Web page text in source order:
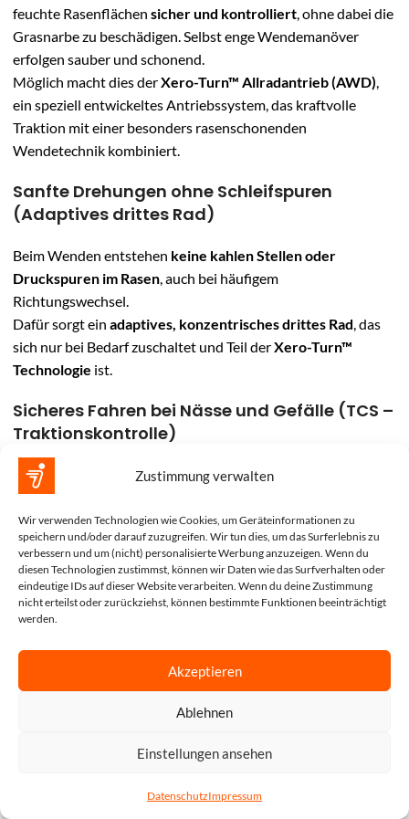
Zustimmung verwalten
Wir verwenden Technologien wie Cookies, um Geräteinformationen zu
speichern und/oder darauf zuzugreifen. Wir tun dies, um das Surferlebnis zu
verbessern und um (nicht) personalisierte Werbung anzuzeigen. Wenn du
diesen Technologien zustimmst, können wir Daten wie das Surfverhalten oder
eindeutige IDs auf dieser Website verarbeiten. Wenn du deine Zustimmung
nicht erteilst oder zurückziehst, können bestimmte Funktionen beeinträchtigt
werden.
Akzeptieren
Ablehnen
Einstellungen ansehen
DatenschutzImpressum
feuchte Rasenflächen sicher und kontrolliert, ohne dabei die
Grasnarbe zu beschädigen. Selbst enge Wendemanöver
erfolgen sauber und schonend.
Möglich macht dies derXero-Turn™ Allradantrieb (AWD),
ein speziell entwickeltes Antriebssystem, das kraftvolle
Traktion mit einer besonders rasenschonenden
Wendetechnik kombiniert.
Sanfte Drehungen ohne Schleifspuren
(Adaptives drittes Rad)
Beim Wenden entstehen keine kahlen Stellen oder
Druckspuren im Rasen, auch bei häufigem
Richtungswechsel.
Dafür sorgt ein adaptives, konzentrisches drittes Rad, das
sich nur bei Bedarf zuschaltet und Teil derXero-Turn™
Technologie ist.
Sicheres Fahren bei Nässe und Gefälle (TCS –
Traktionskontrolle)
Der Mähroboter rutscht nicht und verliert auch auf feuchtem
Untergrund nicht die Kontrolle, was sowohl die Sicherheit als
auch die Rasenqualität erhöht.
Technisch wird dies durch dasTraction Control System
(TCS)erreicht, das die Kraftverteilung der Räderin
Millisekunden an die Bodenverhältnisse anpasst.
Automatische Flächenerkennung ohne
Einmessen (Auto-Kartierung)
Der Garten wirdvollautomatisch erfasst, ohne dass Sie den
Mähroboter manuell entlang der Rasenkanten führen
bei der EFLS™ N-RTK und Kamerasysteme
UVP:
1.429,00 €